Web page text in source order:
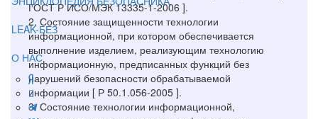
LEAK-БЕЗ
О НАС
ГОСТ Р ИСО/МЭК 13335-1-2006 ].
2. Состояние защищенности технологии
информационной, при котором обеспечивается
выполнение изделием, реализующим технологию
информационную, предписанных функций без
нарушений безопасности обрабатываемой
информации [ Р 50.1.056-2005 ].
3. Состояние технологии информационной,